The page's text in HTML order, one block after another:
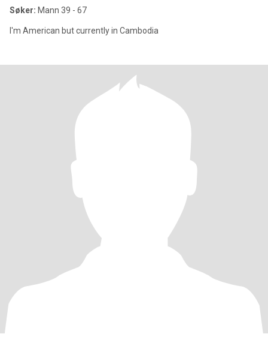
Søker: Mann 39 - 67
I'm American but currently in Cambodia